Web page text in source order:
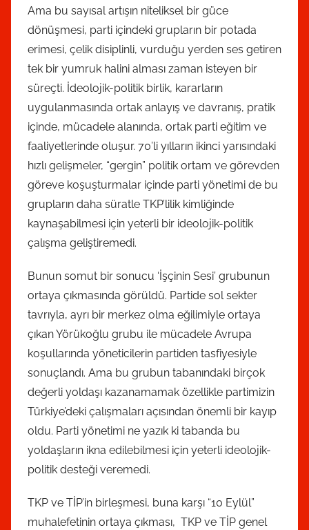
Ama bu sayısal artışın niteliksel bir güce
dönüşmesi, parti içindeki grupların bir potada
erimesi, çelik disiplinli, vurduğu yerden ses getiren
tek bir yumruk halini alması zaman isteyen bir
süreçti. İdeolojik-politik birlik, kararların
uygulanmasında ortak anlayış ve davranış, pratik
içinde, mücadele alanında, ortak parti eğitim ve
faaliyetlerinde oluşur. 70’li yılların ikinci yarısındaki
hızlı gelişmeler, “gergin” politik ortam ve görevden
göreve koşuşturmalar içinde parti yönetimi de bu
grupların daha süratle TKP’lilik kimliğinde
kaynaşabilmesi için yeterli bir ideolojik-politik
çalışma geliştiremedi.
Bunun somut bir sonucu ‘İşçinin Sesi’ grubunun
ortaya çıkmasında görüldü. Partide sol sekter
tavrıyla, ayrı bir merkez olma eğilimiyle ortaya
çıkan Yörükoğlu grubu ile mücadele Avrupa
koşullarında yöneticilerin partiden tasfiyesiyle
sonuçlandı. Ama bu grubun tabanındaki birçok
değerli yoldaşı kazanamamak özellikle partimizin
Türkiye’deki çalışmaları açısından önemli bir kayıp
oldu. Parti yönetimi ne yazık ki tabanda bu
yoldaşların ikna edilebilmesi için yeterli ideolojik-
politik desteği veremedi.
TKP ve TİP’in birleşmesi, buna karşı “10 Eylül”
muhalefetinin ortaya çıkması, TKP ve TİP genel